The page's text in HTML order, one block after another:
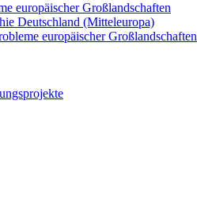
europäischer Großlandschaften
Deutschland (Mitteleuropa)
europäischer Großlandschaften